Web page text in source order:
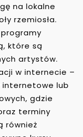
na lokalne
rzemiosła.
które są
artystów.
w internecie –
internetowe lub
gdzie
terminy
również